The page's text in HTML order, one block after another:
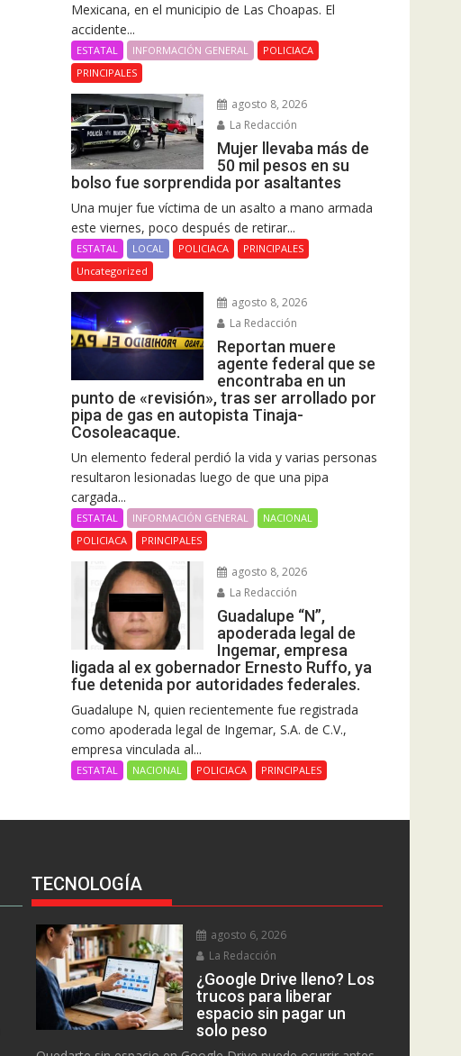
Mexicana, en el municipio de Las Choapas. El
accidente...
ESTATAL INFORMACIÓN GENERAL
POLICIACA
PRINCIPALES
agosto 8, 2026
La Redacción
Mujer llevaba más de
50 mil pesos en su
bolso fue sorprendida por asaltantes
Una mujer fue víctima de un asalto a mano armada
este viernes, poco después de retirar...
ESTATAL LOCAL POLICIACA
PRINCIPALES
Uncategorized
agosto 8, 2026
La Redacción
Reportan muere
agente federal que se
encontraba en un
punto de «revisión», tras ser arrollado por
pipa de gas en autopista Tinaja-
Cosoleacaque.
Un elemento federal perdió la vida y varias personas
resultaron lesionadas luego de que una pipa
cargada...
ESTATAL INFORMACIÓN GENERAL
NACIONAL
POLICIACA
PRINCIPALES
agosto 8, 2026
La Redacción
Guadalupe “N”,
apoderada legal de
Ingemar, empresa
ligada al ex gobernador Ernesto Ruffo, ya
fue detenida por autoridades federales.
Guadalupe N, quien recientemente fue registrada
como apoderada legal de Ingemar, S.A. de C.V.,
empresa vinculada al...
ESTATAL NACIONAL POLICIACA PRINCIPALES
TECNOLOGÍA
agosto 6, 2026
La Redacción
¿Google Drive lleno? Los
trucos para liberar
espacio sin pagar un
solo peso